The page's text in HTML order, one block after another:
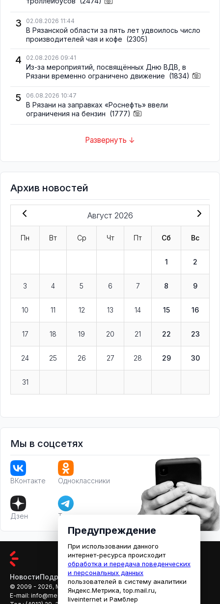
3 02.08.2026 11:44
В Рязанской области за пять лет удвоилось число
производителей чая и кофе (2305)
4 02.08.2026 09:41
Из-за мероприятий, посвящённых Дню ВДВ, в
Рязани временно ограничено движение (1834)
5 06.08.2026 10:47
В Рязани на заправках «Роснефть» ввели
ограничения на бензин (1777)
Развернуть ↓
Архив новостей
Август 2026
Пн Вт Ср Чт Пт Сб Вс
1 2
3 4 5 6 7 8 9
10 11 12 13 14 15 16
17 18 19 20 21 22 23
24 25 26 27 28 29 30
31
Мы в соцсетях
ВКонтакте Одноклассники
Дзен Телеграм
НовостиПодробностиАфишаКино
© 2009 - 2026, МЕДИАРЯЗАНЬ
E-mail: info@mediaryazan.ru
reklama@mediaryazan.ru
Предупреждение
При использовании данного
интернет-ресурса происходит
обработка и передача поведенческих
и персональных данных
пользователей в систему аналитики
Яндекс.Метрика, top.mail.ru,
liveinternet и Рамблер